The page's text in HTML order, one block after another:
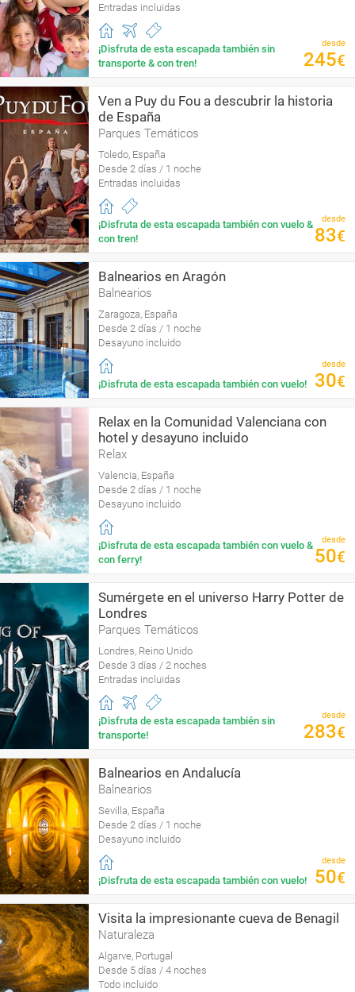
Entradas incluidas
¡Disfruta de esta escapada también sin
transporte & con tren!
desde
245€
Ven a Puy du Fou a descubrir la historia
de España
Parques Temáticos
Toledo, España
Desde 2 días / 1 noche
Entradas incluidas
¡Disfruta de esta escapada también con vuelo &
con tren!
desde
83€
Balnearios en Aragón
Balnearios
Zaragoza, España
Desde 2 días / 1 noche
Desayuno incluido
¡Disfruta de esta escapada también con vuelo!
desde
30€
Relax en la Comunidad Valenciana con
hotel y desayuno incluido
Relax
Valencia, España
Desde 2 días / 1 noche
Desayuno incluido
¡Disfruta de esta escapada también con vuelo &
con ferry!
desde
50€
Sumérgete en el universo Harry Potter de
Londres
Parques Temáticos
Londres, Reino Unido
Desde 3 días / 2 noches
Entradas incluidas
¡Disfruta de esta escapada también sin
transporte!
desde
283€
Balnearios en Andalucía
Balnearios
Sevilla, España
Desde 2 días / 1 noche
Desayuno incluido
¡Disfruta de esta escapada también con vuelo!
desde
50€
Visita la impresionante cueva de Benagil
Naturaleza
Algarve, Portugal
Desde 5 días / 4 noches
Todo incluido